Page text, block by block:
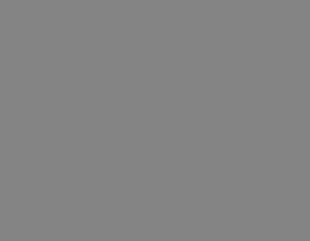
Hinweise
Verzeichnis